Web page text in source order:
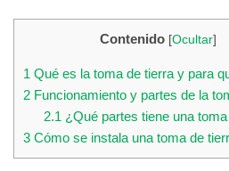
Contenido [Ocultar]
1 Qué es la toma de tierra y para
2 Funcionamiento y partes de la
2.1¿Qué partes tiene una toma
3 Cómo se instala una toma de